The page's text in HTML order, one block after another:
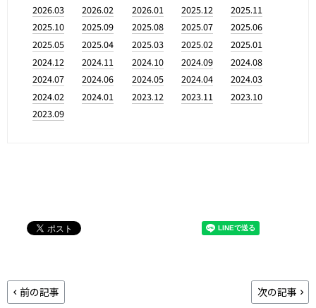
2026.03
2026.02 2026.01 2025.12
2025.11
2025.10
2025.09 2025.08 2025.07
2025.06
2025.05
2025.04 2025.03 2025.02
2025.01
2024.12
2024.11 2024.10 2024.09
2024.08
2024.07
2024.06 2024.05 2024.04
2024.03
2024.02
2024.01 2023.12 2023.11
2023.10
2023.09
前の記事 次の記事